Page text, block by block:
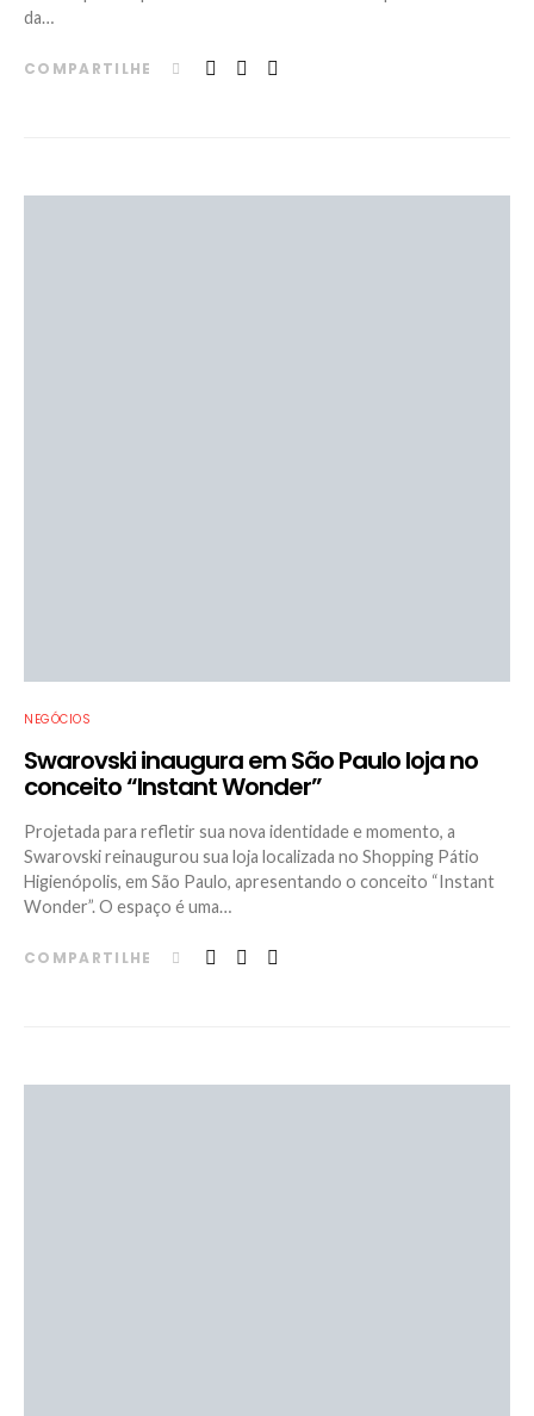
da…
COMPARTILHE
NEGÓCIOS
Swarovski inaugura em São Paulo loja no
conceito “Instant Wonder”
Projetada para refletir sua nova identidade e momento, a
Swarovski reinaugurou sua loja localizada no Shopping Pátio
Higienópolis, em São Paulo, apresentando o conceito “Instant
Wonder”. O espaço é uma…
COMPARTILHE